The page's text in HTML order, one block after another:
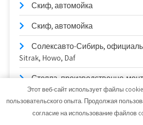
Скиф, автомойка
Скиф, автомойка
Солексавто-Сибирь,
Sitrak, Howo, Daf
Стелла, производственно-
компания
Стелла, производственно-
Этот веб-сайт использует файлы
пользовательского опыта. Продолжая
согласие на использование файлов